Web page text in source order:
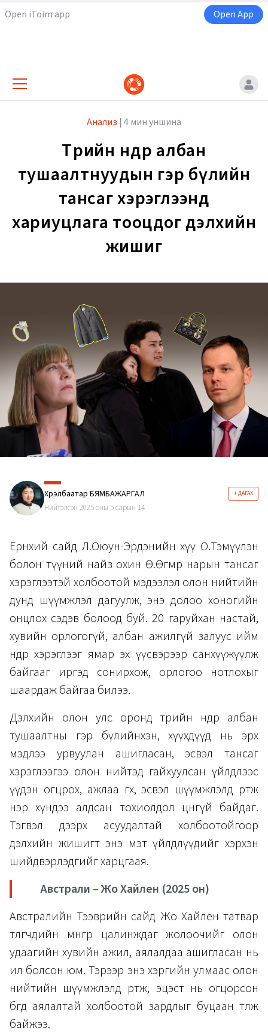
Open iToim app Open App
Анализ | 4 мин уншина
Төрийн өндөр албан
тушаалтнуудын гэр бүлийн
тансаг хэрэглээнд
хариуцлага тооцдог дэлхийн
жишиг
Хүрэлбаатар БЯМБАЖАРГАЛ + ДАГАХ
Нийтэлсэн 2025 оны 5 сарын 14
Ерөнхий сайд Л.Оюун-Эрдэнийн хүү О.Тэмүүлэн
болон түүний найз охин Ө.Өгөөмөр нарын тансаг
хэрэглээтэй холбоотой мэдээлэл олон нийтийн
дунд шүүмжлэл дагуулж, энэ долоо хоногийн
онцлох сэдэв болоод буй. 20 гаруйхан настай,
хувийн орлогогүй, албан ажилгүй залуус ийм
өндөр хэрэглээг ямар эх үүсвэрээр санхүүжүүлж
байгааг иргэд сонирхож, орлогоо нотлохыг
шаардаж байгаа билээ.
Дэлхийн олон улс оронд төрийн өндөр албан
тушаалтны гэр бүлийнхэн, хүүхдүүд нь эрх
мэдлээ урвуулан ашигласан, эсвэл тансаг
хэрэглээгээ олон нийтэд гайхуулсан үйлдлээс
үүдэн огцрох, ажлаа өгөх, эсвэл шүүмжлэлд өртөж
нэр хүндээ алдсан тохиолдол цөөнгүй байдаг.
Тэгвэл дээрх асуудалтай холбоотойгоор
дэлхийн жишигт энэ мэт үйлдлүүдийг хэрхэн
шийдвэрлэдгийг харцгаая.
Австрали – Жо Хайлен (2025 он)
Австралийн Тээврийн сайд Жо Хайлен татвар
төлөгчдийн мөнгөөр цалинждаг жолоочийг олон
удаагийн хувийн ажил, аялалдаа ашигласан нь
ил болсон юм. Тэрээр энэ хэргийн улмаас олон
нийтийн шүүмжлэлд өртөж, эцэст нь огцорсон
бөгөөд аялалтай холбоотой зардлыг буцаан төлж
байжээ.